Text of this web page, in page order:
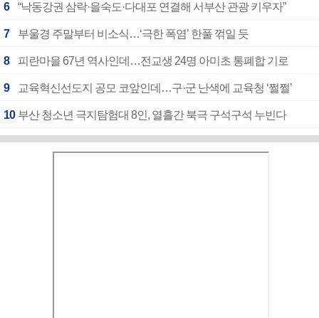
6 “낙동강권 삼락·을숙도·다대포 연결해 서부산 관광 키우자”
7 부울경 주말부터 비소식…‘극한 폭염’ 한풀 꺾일 듯
8 피란마을 67년 역사인데…전교생 24명 아미초 통폐합 기로
9 교육혁신선도지 공모 코앞인데…구·군 난색에 교육청 ‘쩔쩔’
10 부산 청소년 극지탐험대 8인, 열흘간 북극 구석구석 누빈다